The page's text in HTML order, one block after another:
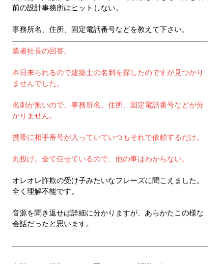
前の設計事務所はヒットしない。
事務所名、住所、固定電話番号などを教えて下さい。
業者社長の回答。
本日来られるので建築士の名刺を探したのですが見つかり
ませんでした。
名刺が無いので、事務所名、住所、固定電話番号などが分
かりません。
携帯に相手番号が入っていていつもそれで依頼するだけ。
丸投げ。全て任せているので、他の事はわからない。
オレオレ詐欺の受け子みたいなフレーズに聞こえました。
全く理解不能です。
音源を聞き返せば詳細に分かりますが、あらかたこの様な
会話だったと思います。